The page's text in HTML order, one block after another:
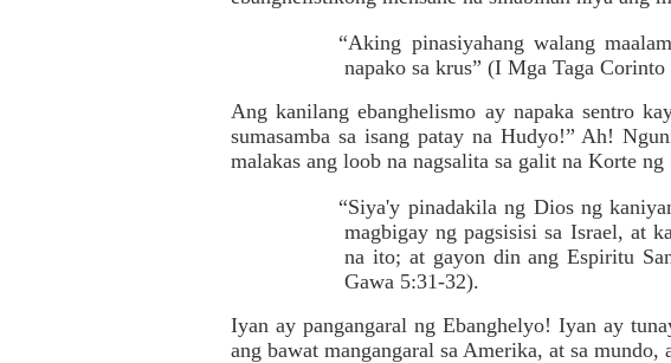
“Aking pinasiyahang walang
napako sa krus” (I Mga Taga Corinto
Ang kanilang ebanghelismo ay napaka sentro
sumasamba sa isang patay na Hudyo!” Ah!
malakas ang loob na nagsalita sa galit na Korte ng
“Siya'y pinadakila ng Dios ng
magbigay ng pagsisisi sa Israel, at
na ito; at gayon din ang Espiritu
Gawa 5:31-32).
Iyan ay pangangaral ng Ebanghelyo! Iyan ay
ang bawat mangangaral sa Amerika, at sa